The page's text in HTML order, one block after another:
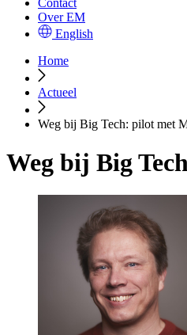
Contact
Over EM
English
Home
Actueel
Weg bij Big Tech: pilot met
Weg bij Big